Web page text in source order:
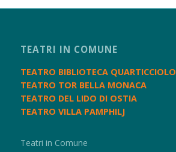
TEATRI IN COMUNE
TEATRO BIBLIOTECA QUARTICCIOLO
TEATRO TOR BELLA MONACA
TEATRO DEL LIDO DI OSTIA
TEATRO VILLA PAMPHILJ
Teatri in Comune